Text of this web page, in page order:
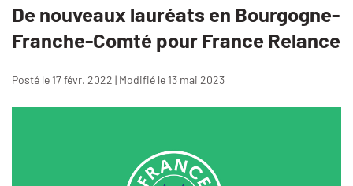
De nouveaux lauréats en Bourgogne-
Franche-Comté pour France Relance
Posté le 17 févr. 2022 | Modifié le 13 mai 2023